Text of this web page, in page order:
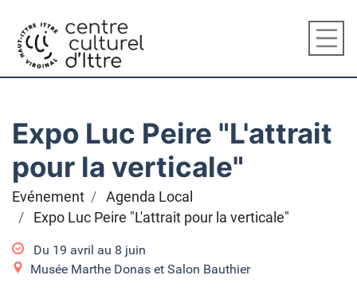
Expo Luc Peire "L'attrait
pour la verticale"
Evénement
Agenda Local
Expo Luc Peire "L'attrait pour la verticale"
Du 19 avril au 8 juin
Musée Marthe Donas et Salon Bauthier